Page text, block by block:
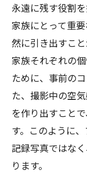
永遠に残す役割
家族にとって重
然に引き出すこ
家族それぞれの
ために、事前の
た、撮影中の空
を作り出すこと
す。このように
記録写真ではな
ります。